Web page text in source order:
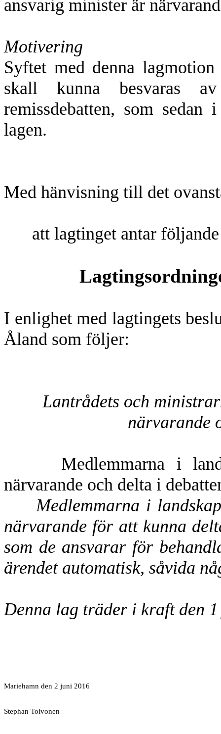
ansvarig minister är
Motivering
Syftet med denna
skall kunna besvaras
remissdebatten, som
lagen.
Med hänvisning till det
att lagtinget antar
I enlighet med lagtingets
Åland som följer:
Lantrådets och
närvarande
Medlemmarna i
närvarande och delta i
Medlemmarna i
närvarande för att kunna
som de ansvarar för
ärendet automatisk, såvida
Denna lag träder i kraft den
Mariehamn den 2 juni 2016
Stephan Toivonen